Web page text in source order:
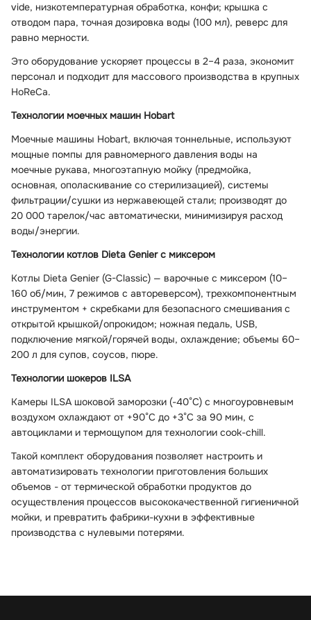
vide, низкотемпературная обработка, конфи; крышка с
отводом пара, точная дозировка воды (100 мл), реверс для
равно мерности.
Это оборудование ускоряет процессы в 2–4 раза, экономит
персонал и подходит для массового производства в крупных
HoReCa.
Технологии моечных машин Hobart
Моечные машины Hobart, включая тоннельные, используют
мощные помпы для равномерного давления воды на
моечные рукава, многоэтапную мойку (предмойка,
основная, ополаскивание со стерилизацией), системы
фильтрации/сушки из нержавеющей стали; производят до
20 000 тарелок/час автоматически, минимизируя расход
воды/энергии.
Технологии котлов Dieta Genier с миксером
Котлы Dieta Genier (G-Classic) — варочные с миксером (10–
160 об/мин, 7 режимов с автореверсом), трехкомпонентным
инструментом + скребками для безопасного смешивания с
открытой крышкой/опрокидом; ножная педаль, USB,
подключение мягкой/горячей воды, охлаждение; объемы 60–
200 л для супов, соусов, пюре.
Технологии шокеров ILSA
Камеры ILSA шоковой заморозки (-40°C) с многоуровневым
воздухом охлаждают от +90°C до +3°C за 90 мин, с
автоциклами и термощупом для технологии cook-chill.
Такой комплект оборудования позволяет настроить и
автоматизировать технологии приготовления больших
объемов - от термической обработки продуктов до
осуществления процессов высококачественной гигиеничной
мойки, и превратить фабрики-кухни в эффективные
производства с нулевыми потерями.